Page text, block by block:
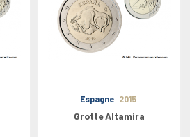
Espagne 2015
Grotte Altamira